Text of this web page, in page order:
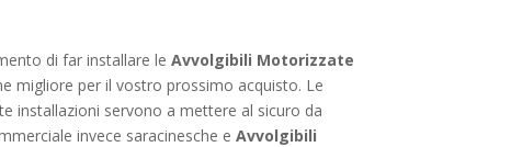
di far installare leAvvolgibili Motorizzate
migliore per il vostro prossimo acquisto. Le
installazioni servono a mettere al sicuro da
invece saracinesche eAvvolgibili